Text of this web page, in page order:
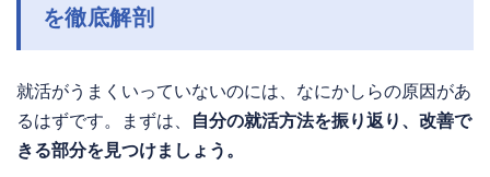
を徹底解剖
就活がうまくいっていないのには、なにかしらの原因があ
るはずです。まずは、
自分の就活方法を振り返り、改善で
きる部分を見つけましょう。